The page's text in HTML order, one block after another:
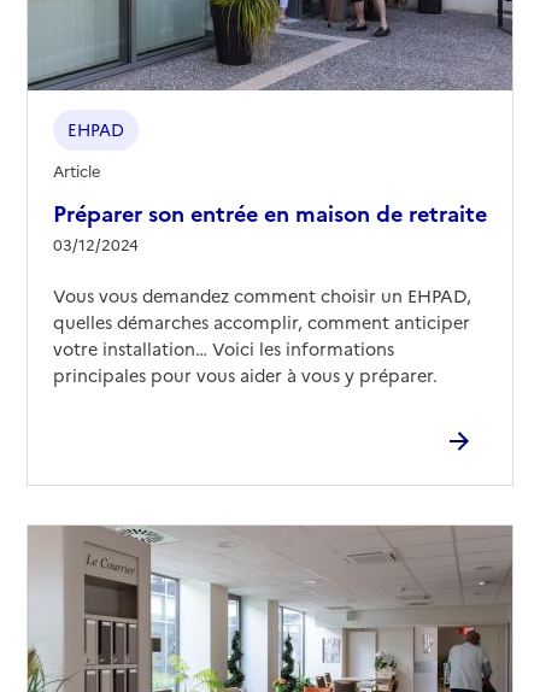
Préparer son entrée en maison de retraite
03/12/2024
EHPAD
Article
Vous vous demandez comment choisir un EHPAD,
quelles démarches accomplir, comment anticiper
votre installation… Voici les informations
principales pour vous aider à vous y préparer.